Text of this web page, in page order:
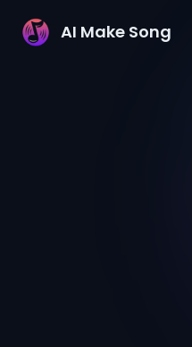
AI Make Song